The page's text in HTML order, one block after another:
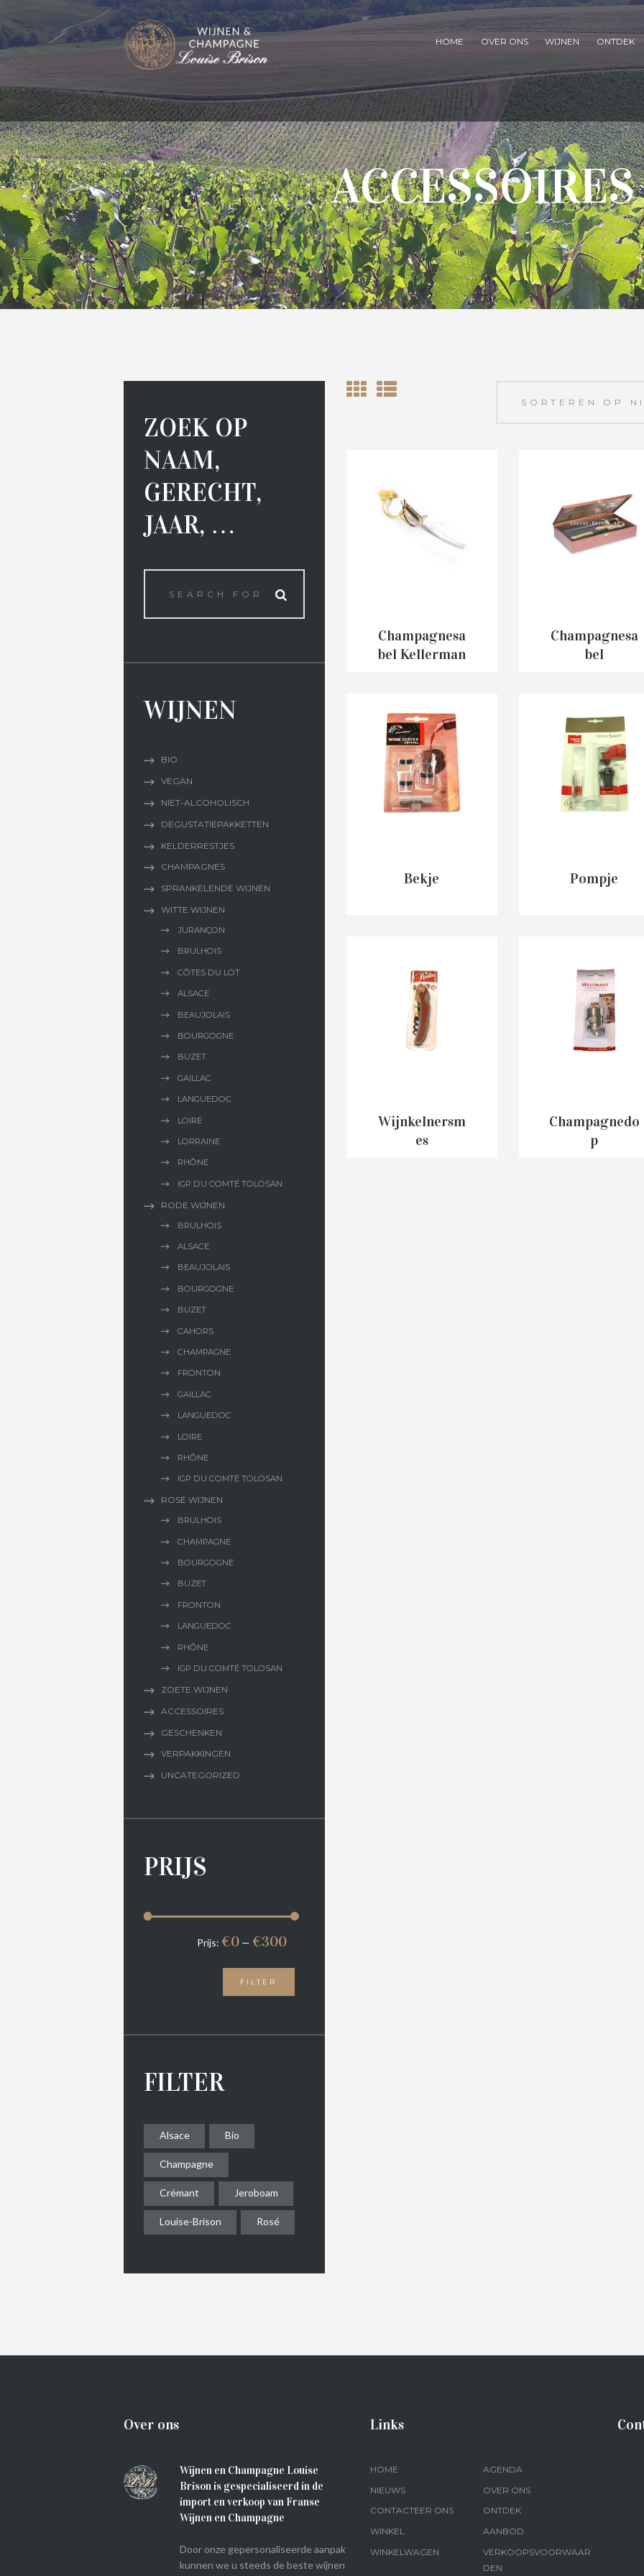
HOME OVER ONS WIJNEN ONTDEK
ACCESSOIRES
Champagnesa
bel Kellerman
€299.00
IN
WINKELMAND
Champagnesa
bel
€129.00
IN
WINKELMAND
Bekje
IN
WINKELMAND
Pompje
IN
WINKELMAND
Wijnkelnersm
es
Champagnedo
p
ZOEK OP
NAAM,
GERECHT,
JAAR, …
WIJNEN
BIO
VEGAN
NIET-ALCOHOLISCH
DEGUSTATIEPAKKETTEN
KELDERRESTJES
CHAMPAGNES
SPRANKELENDE WIJNEN
WITTE WIJNEN
JURANÇON
BRULHOIS
CÔTES DU LOT
ALSACE
BEAUJOLAIS
BOURGOGNE
BUZET
GAILLAC
LANGUEDOC
LOIRE
LORRAINE
RHÔNE
IGP DU COMTÉ TOLOSAN
RODE WIJNEN
BRULHOIS
ALSACE
BEAUJOLAIS
BOURGOGNE
BUZET
CAHORS
CHAMPAGNE
FRONTON
GAILLAC
LANGUEDOC
LOIRE
RHÔNE
IGP DU COMTÉ TOLOSAN
ROSÉ WIJNEN
BRULHOIS
CHAMPAGNE
BOURGOGNE
BUZET
FRONTON
LANGUEDOC
RHÔNE
IGP DU COMTÉ TOLOSAN
ZOETE WIJNEN
ACCESSOIRES
GESCHENKEN
VERPAKKINGEN
UNCATEGORIZED
PRIJS
FILTER
Prijs: €0— €300
FILTER
Alsace Bio
Champagne
Crémant Jeroboam
Louise-Brison Rosé
Over ons
Wijnen en Champagne Louise
Brison is gespecialiseerd in de
import en verkoop van Franse
Wijnen en Champagne
Door onze gepersonaliseerde aanpak
kunnen we u steeds de beste wijnen
Links
HOME
AGENDA
NIEUWS
OVER ONS
CONTACTEER ONS
ONTDEK
WINKEL
AANBOD
WINKELWAGEN
VERKOOPSVOORWAAR
DEN